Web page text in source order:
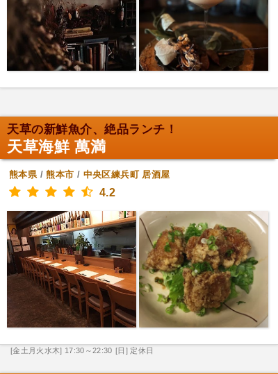
天草の新鮮魚介、絶品ランチ！
天草海鮮 萬満
熊本県/熊本市 / 中央区練兵町 居酒屋
4.2
[金土月火水木] 17:30～22:30 [日] 定休日